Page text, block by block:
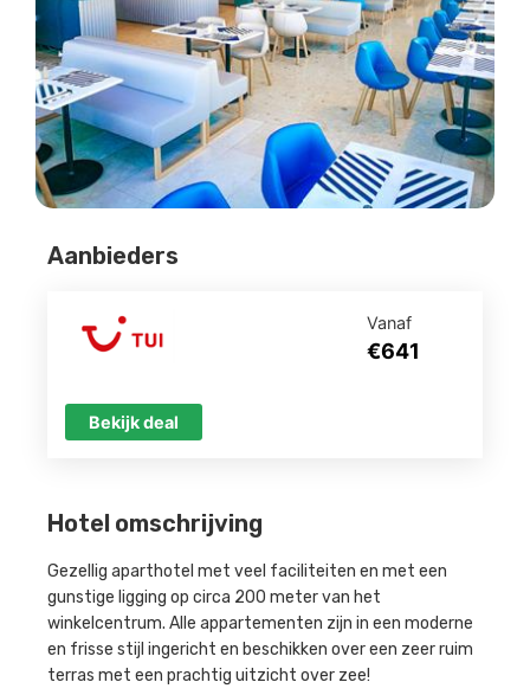
Hotel omschrijving
Gezellig aparthotel met veel faciliteiten en met een
gunstige ligging op circa 200 meter van het
winkelcentrum. Alle appartementen zijn in een moderne
en frisse stijl ingericht en beschikken over een zeer ruim
terras met een prachtig uitzicht over zee!
Aanbieders
Vanaf
€641
Bekijk deal